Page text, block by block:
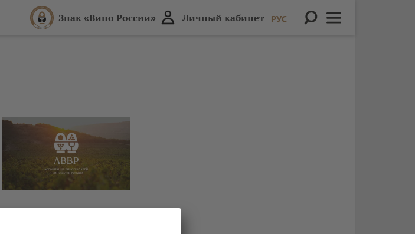
Знак «Вино России» Личный кабинет РУС